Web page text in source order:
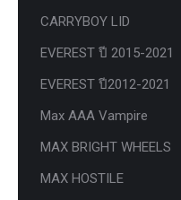
CARRYBOY LID
EVEREST ปี 2015-2021
EVEREST ปี2012-2021
Max AAA Vampire
MAX BRIGHT WHEELS
MAX HOSTILE